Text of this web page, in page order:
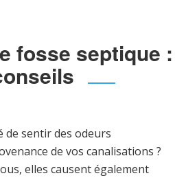
fosse septique :
de sentir des odeurs
de vos canalisations ?
elles causent également